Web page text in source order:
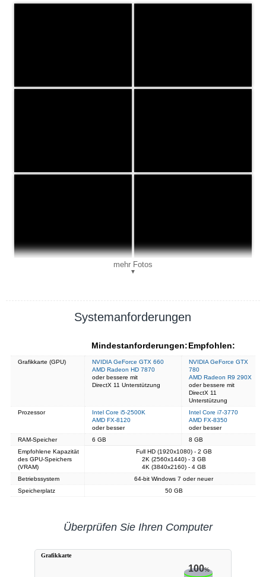
mehr Fotos
▼
Systemanforderungen
Mindestanforderungen:Empfohlen:
Grafikkarte (GPU)
NVIDIA GeForce GTX 660
AMD Radeon HD 7870
oder bessere mit
DirectX 11 Unterstützung
NVIDIA GeForce GTX
780
AMD Radeon R9 290X
oder bessere mit
DirectX 11
Unterstützung
Prozessor
Intel Core i5-2500K
AMD FX-8120
oder besser
Intel Core i7-3770
AMD FX-8350
oder besser
RAM-Speicher
6 GB
8 GB
Empfohlene Kapazität
des GPU-Speichers
(VRAM)
Full HD (1920x1080) - 2 GB
2K (2560x1440) - 3 GB
4K (3840x2160) - 4 GB
Betriebssystem
64-bit Windows 7 oder neuer
Speicherplatz
50 GB
Überprüfen Sie Ihren Computer
100%
Grafikkarte